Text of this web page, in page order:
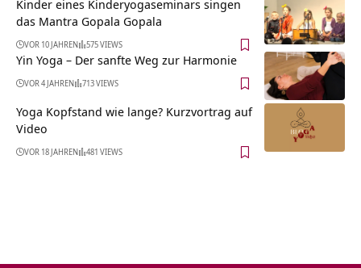
Kinder eines Kinderyogaseminars singen
das Mantra Gopala Gopala
VOR 10 JAHREN 575 VIEWS
Yin Yoga – Der sanfte Weg zur Harmonie
VOR 4 JAHREN 713 VIEWS
Yoga Kopfstand wie lange? Kurzvortrag auf
Video
VOR 18 JAHREN 481 VIEWS